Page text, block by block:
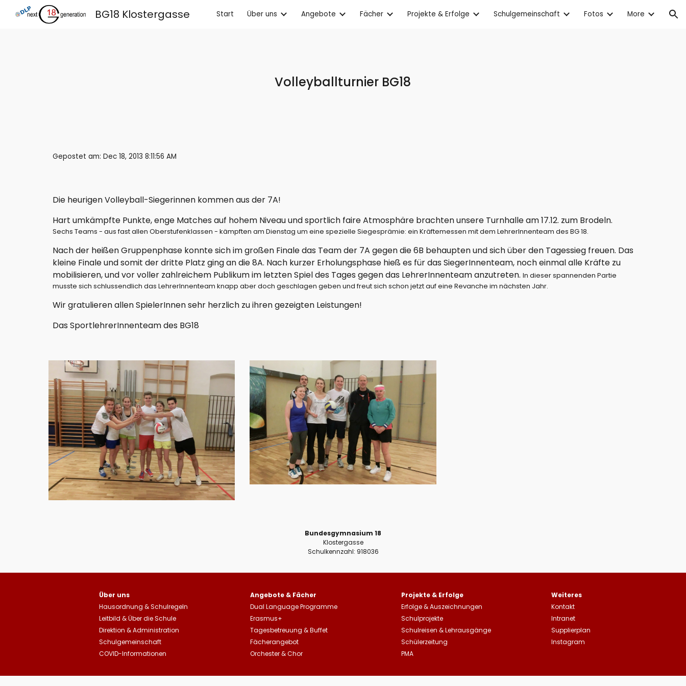
Skip to main content Skip to navigation
BG18 Klostergasse Start Über uns Angebote Fächer Projekte & Erfolge Schulgemeinschaft Fotos More
Volleyballturnier BG18
Gepostet am: Dec 18, 2013 8:11:56 AM
Die heurigen Volleyball-Siegerinnen kommen aus der 7A!
Sechs Teams - aus fast allen Oberstufenklassen - kämpften am Dienstag um eine spezielle Siegesprämie: ein Kräftemessen mit dem LehrerInnenteam des BG 18.
Nach der heißen Gruppenphase konnte sich im großen Finale das Team der 7A gegen die 6B behaupten und sich über den Tagessieg freuen. Das
kleine Finale und somit der dritte Platz ging an die 8A. Nach kurzer Erholungsphase hieß es für das SiegerInnenteam, noch einmal alle Kräfte zu
mobilisieren, und vor voller zahlreichem Publikum im letzten Spiel des Tages gegen das LehrerInnenteam anzutreten. In dieser spannenden Partie
musste sich schlussendlich das LehrerInnenteam knapp aber doch geschlagen geben und freut sich schon jetzt auf eine Revanche im nächsten Jahr.
Wir gratulieren allen SpielerInnen sehr herzlich zu ihren gezeigten Leistungen!
Das SportlehrerInnenteam des BG18
Bundesgymnasium 18
Klostergasse
Schulkennzahl: 918036
Über uns
Hausordnung &Schulregeln
Leitbild&Über die Schule
Direktion & Administration
Schulgemeinschaft
COVID-Informationen
Angebote & Fächer
Dual Language Programme
Erasmus+
Tagesbetreuung &Buffet
Fächerangebot
Orchester & Chor
Projekte & Erfolge
Erfolge &Auszeichnungen
Schulprojekte
Schulreisen &Lehrausgänge
Schülerzeitung
PMA
Weiteres
Kontakt
Intranet
Supplierplan
Instagram